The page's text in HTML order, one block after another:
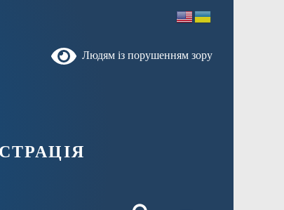
Людям із порушенням зору